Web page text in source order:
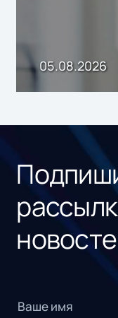
05.08.2026